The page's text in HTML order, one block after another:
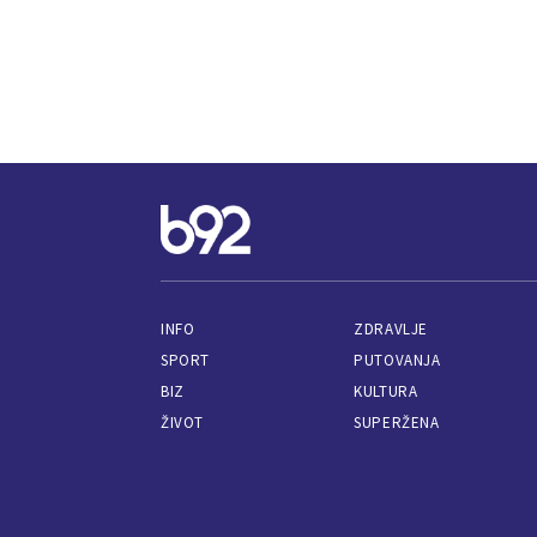
INFO
SPORT
BIZ
ŽIVOT
ZDRAVLJE
PUTOVANJA
KULTURA
SUPERŽENA